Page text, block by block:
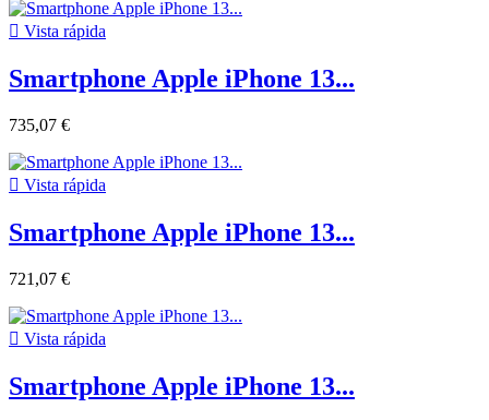
 Vista rápida
Smartphone Apple iPhone 13...
735,07 €
 Vista rápida
Smartphone Apple iPhone 13...
721,07 €
 Vista rápida
Smartphone Apple iPhone 13...